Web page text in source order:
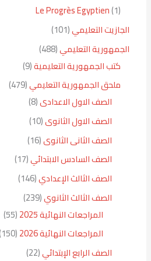
Le Progrès Egyptien 1
الجازيت التعليمي 101
الجمهورية التعليمي 488
كتب الجمهورية التعليمية 9
ملحق الجمهورية التعليمي 479
الصف الاول الاعدادى 8
الصف الاول الثانوى 10
الصف الثانى الثانوى 16
الصف السادس الابتدائي 17
الصف الثالث الإعدادي 146
الصف الثالث الثانوي 239
المراجعات النهائية 2025
55
المراجعات النهائية 2026
150
الصف الرابع الإبتدائي 22